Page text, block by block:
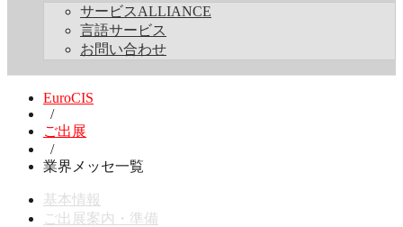
サービスALLIANCE
言語サービス
お問い合わせ
EuroCIS
/
ご出展
/
業界メッセ一覧
基本情報
ご出展案内・準備